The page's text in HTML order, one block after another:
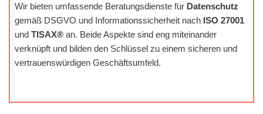
Wir bieten umfassende Beratungsdienste für Datenschutz
gemäß DSGVO und Informationssicherheit nach ISO 27001
und TISAX® an. Beide Aspekte sind eng miteinander
verknüpft und bilden den Schlüssel zu einem sicheren und
vertrauenswürdigen Geschäftsumfeld.